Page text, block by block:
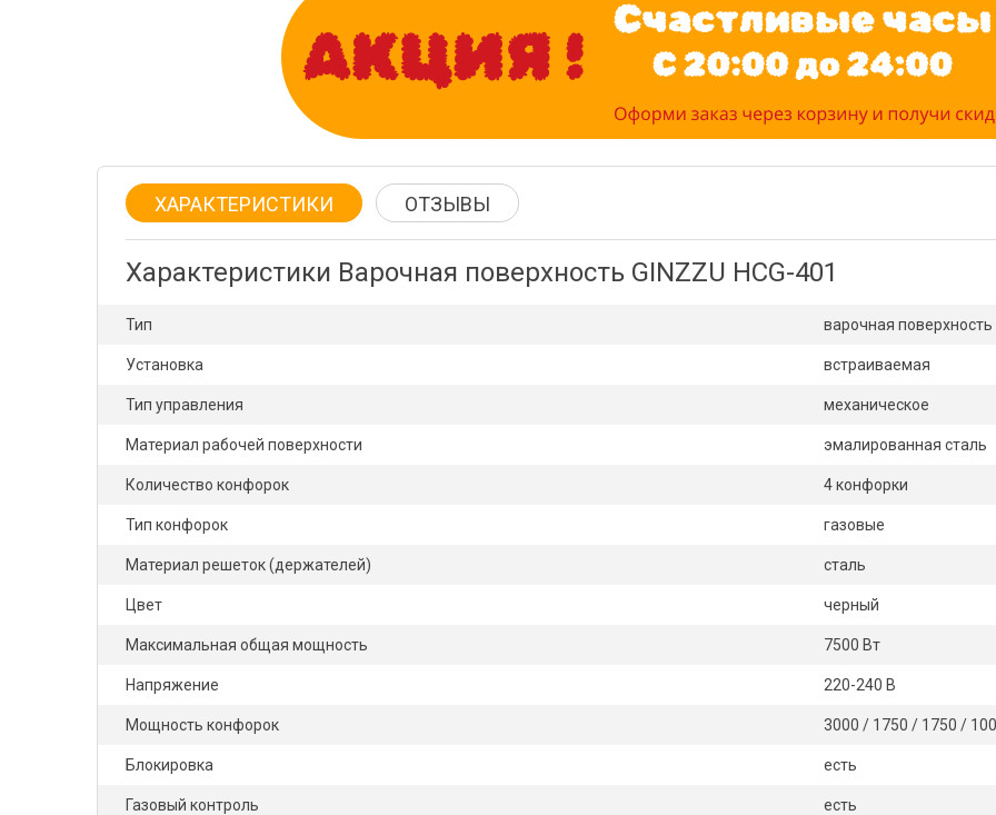
ХАРАКТЕРИСТИКИ ОТЗЫВЫ
Характеристики Варочная поверхность GINZZU HCG-401
Тип варочная поверхность
Установка встраиваемая
Тип управления механическое
Материал рабочей поверхности эмалированная сталь
Количество конфорок 4 конфорки
Тип конфорок газовые
Материал решеток (держателей) сталь
Цвет черный
Максимальная общая мощность 7500 Вт
Напряжение 220-240 В
Мощность конфорок 3000 / 1750 / 1750 /
Блокировка есть
Газовый контроль есть